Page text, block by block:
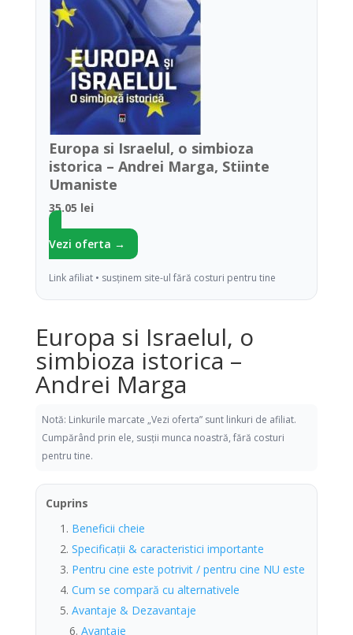
Europa si Israelul, o simbioza
istorica – Andrei Marga, Stiinte
Umaniste
35.05 lei
Vezi oferta →
Link afiliat • susținem site-ul fără costuri pentru tine
Europa si Israelul, o
simbioza istorica –
Andrei Marga
Notă: Linkurile marcate „Vezi oferta” sunt linkuri de afiliat.
Cumpărând prin ele, susții munca noastră, fără costuri
pentru tine.
Cuprins
Beneficii cheie
Specificații & caracteristici importante
Pentru cine este potrivit / pentru cine NU este
Cum se compară cu alternativele
Avantaje & Dezavantaje
Avantaje